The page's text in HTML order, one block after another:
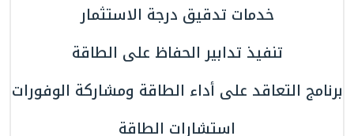
خدمات تدقيق درجة الاستثمار
تنفيذ تدابير الحفاظ على الطاقة
برنامج التعاقد على أداء الطاقة ومشاركة الوفورات
استشارات الطاقة